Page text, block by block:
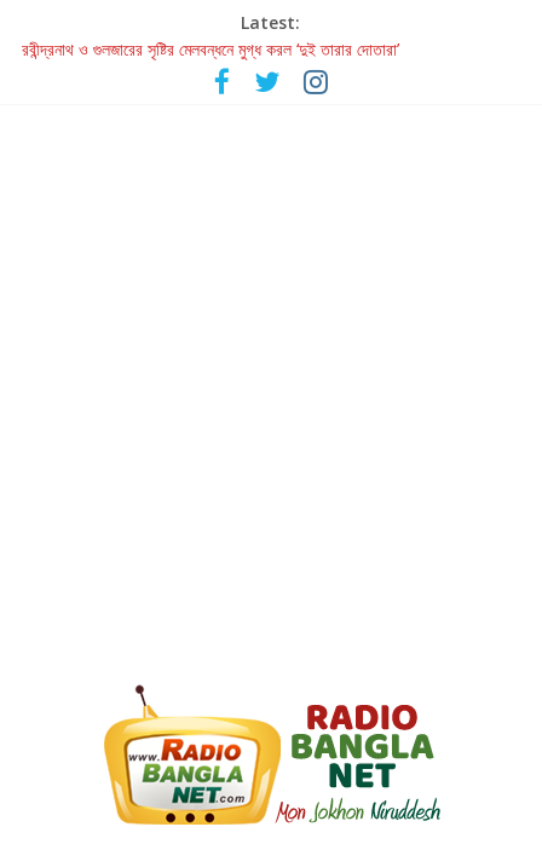
Latest:
রবীন্দ্রনাথ ও গুলজারের সৃষ্টির মেলবন্ধনে মুগ্ধ করল ‘দুই তারার দোতারা’
কলের গান থেকে রীলস্ — বাঙালির গান শোনার বিবর্তনের গল্প
জগন্নাথমঙ্গলম্ — বাংলায় প্রথমবার মঞ্চে এবার রথযাত্রার উদযাপন